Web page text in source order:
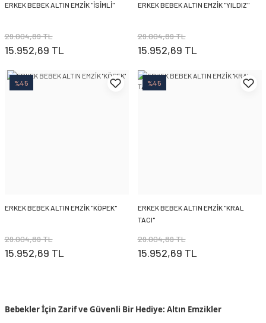
ERKEK BEBEK ALTIN EMZİK ''İSİMLİ''
29.004,89 TL
15.952,69 TL
ERKEK BEBEK ALTIN EMZİK ''YILDIZ''
29.004,89 TL
15.952,69 TL
%45
ERKEK BEBEK ALTIN EMZİK ''KÖPEK''
29.004,89 TL
15.952,69 TL
%45
ERKEK BEBEK ALTIN EMZİK ''KRAL
TACI''
29.004,89 TL
15.952,69 TL
Bebekler İçin Zarif ve Güvenli Bir Hediye: Altın Emzikler